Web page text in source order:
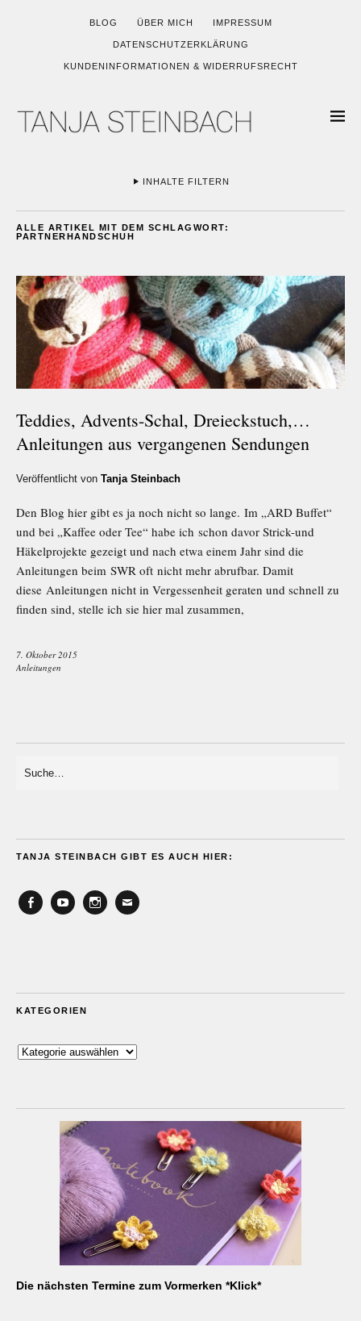
BLOG ÜBER MICH IMPRESSUM
DATENSCHUTZERKLÄRUNG
KUNDENINFORMATIONEN & WIDERRUFSRECHT
INHALTE FILTERN
ALLE ARTIKEL MIT DEM SCHLAGWORT:
PARTNERHANDSCHUH
Teddies, Advents-Schal, Dreieckstuch,…
Anleitungen aus vergangenen Sendungen
Veröffentlicht von Tanja Steinbach
Den Blog hier gibt es ja noch nicht so lange. Im „ARD Buffet“
und bei „Kaffee oder Tee“ habe ich schon davor Strick-und
Häkelprojekte gezeigt und nach etwa einem Jahr sind die
Anleitungen beim SWR oft nicht mehr abrufbar. Damit
diese Anleitungen nicht in Vergessenheit geraten und schnell zu
finden sind, stelle ich sie hier mal zusammen,
7. Oktober 2015
Anleitungen
TANJA STEINBACH GIBT ES AUCH HIER:
KATEGORIEN
Kategorien
Die nächsten Termine zum Vormerken *Klick*